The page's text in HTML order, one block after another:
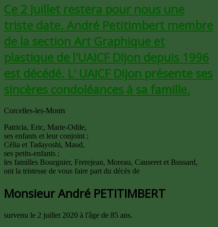
Ce 2 Juillet restera pour nous une
triste date. André Petitimbert membre
de la section Art Graphique et
plastique de l'UAICF Dijon depuis 1996
est décédé. L' UAICF Dijon présente ses
sincères condoléances à sa famille.
Corcelles-les-Monts
Patricia, Eric, Marie-Odile,
ses enfants et leur conjoint ;
Célia et Tadayoshi, Maud,
ses petits-enfants ;
les familles Bourgnier, Frerejean, Moreau, Causeret et Bussard,
ont la tristesse de vous faire part du décès de
Monsieur André PETITIMBERT
survenu le 2 juillet 2020 à l'âge de 85 ans.